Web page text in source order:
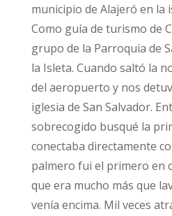
municipio de Alajeró en la
Como guía de turismo de
grupo de la Parroquia de
la Isleta. Cuando saltó la
del aeropuerto y nos
iglesia de San Salvador.
sobrecogido busqué la
conectaba directamente
palmero fui el primero en
que era mucho más que
venía encima. Mil veces